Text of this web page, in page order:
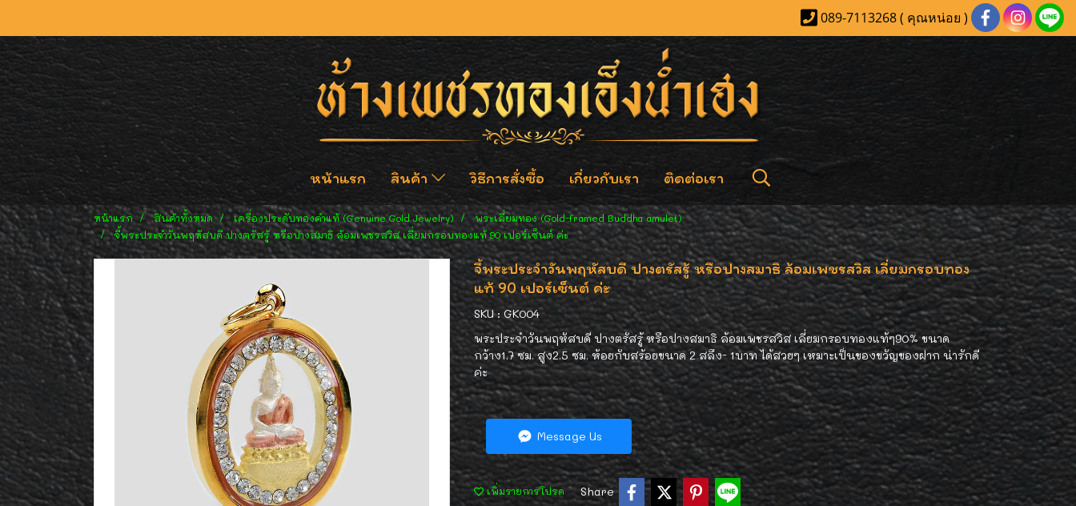
089-7113268 ( คุณหน่อย )
หน้าแรก สินค้า วิธีการสั่งซื้อ เกี่ยวกับเรา ติดต่อเรา
หน้าแรก สินค้าทั้งหมด เครื่องประดับทองคำแท้ (Genuine Gold Jewelry)
พระเลี่ยมทอง (Gold-framed Buddha amulet)
จี้พระประจำวันพฤหัสบดี ปางตรัสรู้ หรือปางสมาธิ ล้อมเพชรสวิส เลี่ยมกรอบทองแท้ 90 เปอร์เซ็นต์ ค่ะ
จี้พระประจำวันพฤหัสบดี ปางตรัสรู้ หรือปางสมาธิ ล้อมเพชรสวิส เลี่ยมกรอบทอง
แท้ 90 เปอร์เซ็นต์ ค่ะ
SKU : GK004
พระประจำวันพฤหัสบดี ปางตรัสรู้ หรือปางสมาธิ ล้อมเพชรสวิส เลี่ยมกรอบทองแท้ๆ90% ขนาด
กว้าง1.7 ซม. สูง2.5 ซม. ห้อยกับสร้อยขนาด 2 สลึง- 1บาท ได้สวยๆ เหมาะเป็นของขวัญของฝาก น่ารักดี
ค่ะ
Message Us
เพิ่มรายการโปรด Share